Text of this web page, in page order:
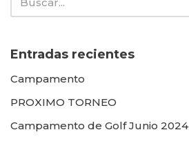
Entradas recientes
Campamento
PROXIMO TORNEO
Campamento de Golf Junio 2024